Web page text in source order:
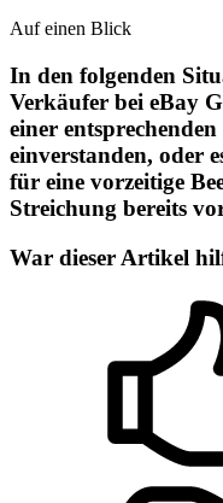
Auf einen Blick
In den folgenden
Verkäufer bei eBay
einer
einverstanden, oder
für eine vorzeitige
Streichung bereits
War dieser Artikel